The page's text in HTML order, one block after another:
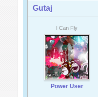
Gutaj
I Can Fly
Power User